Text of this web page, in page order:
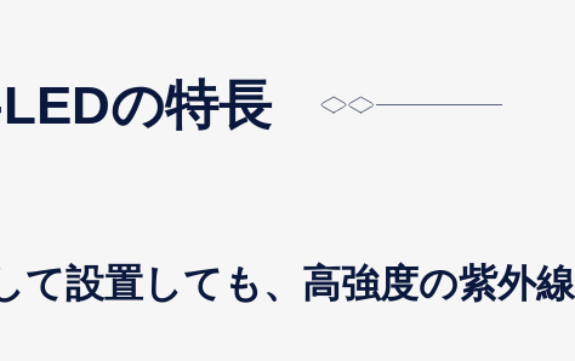
の特長
て設置しても、高強度の紫外